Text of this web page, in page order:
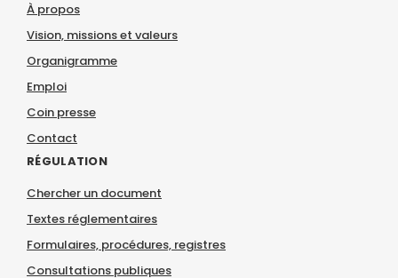
À propos
Vision, missions et valeurs
Organigramme
Emploi
Coin presse
Contact
RÉGULATION
Chercher un document
Textes réglementaires
Formulaires, procédures, registres
Consultations publiques